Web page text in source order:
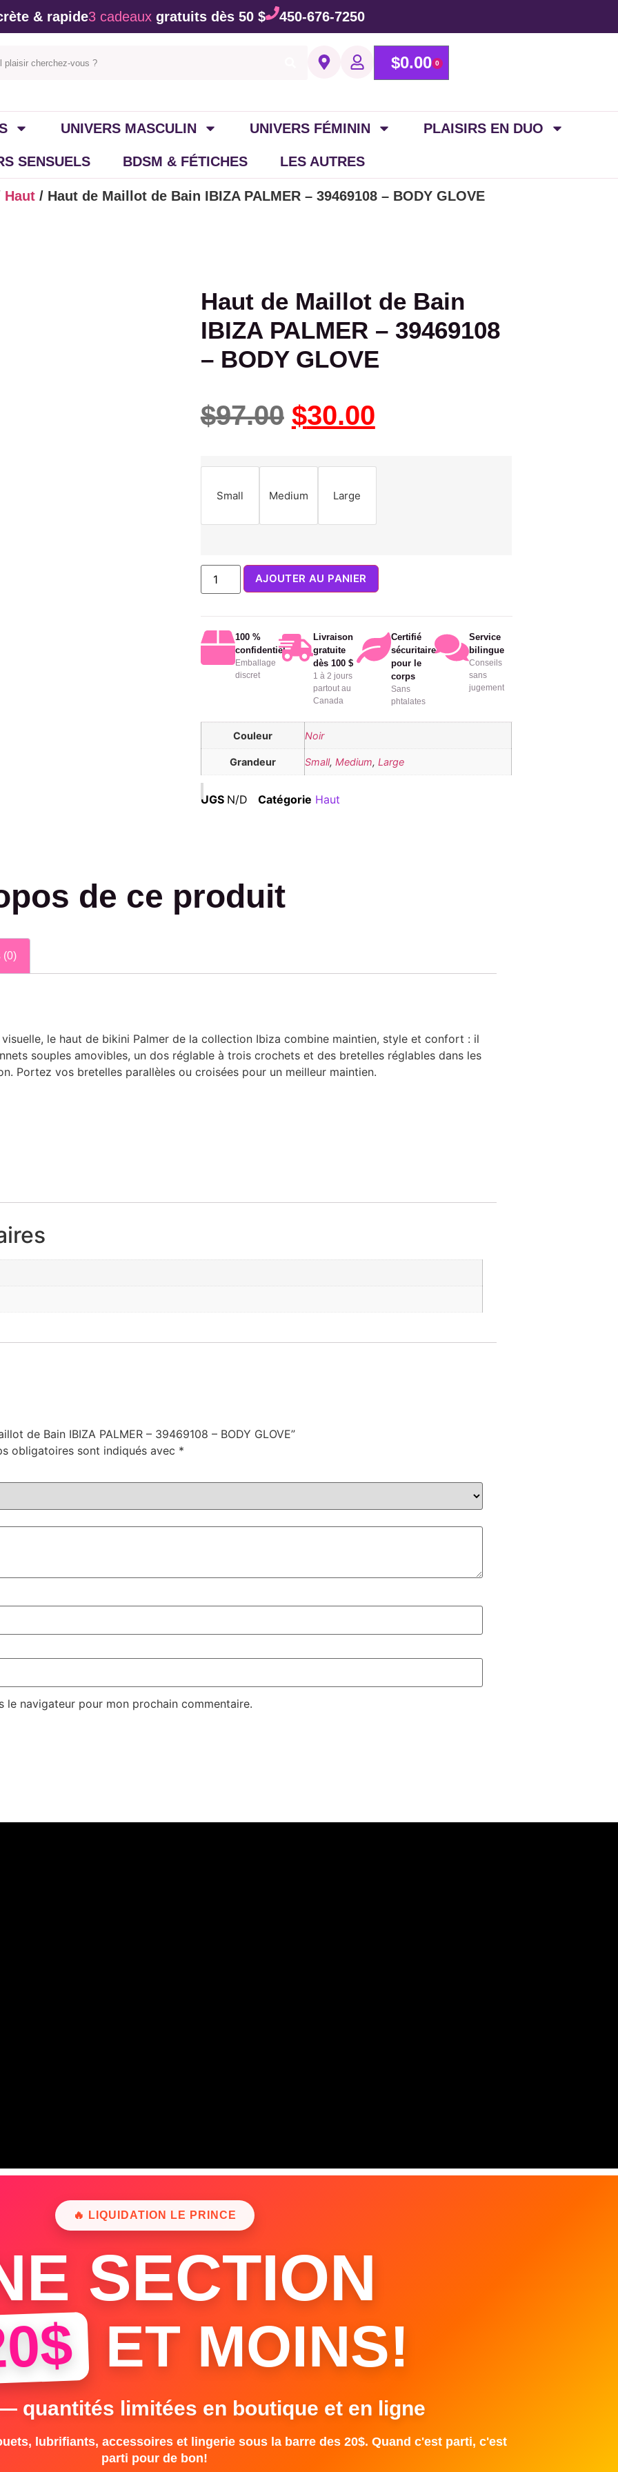
& rapide3 cadeaux gratuits dès 50 $ 450-676-7250
$0.00 0
UNIVERS MASCULIN UNIVERS FÉMININ PLAISIRS EN DUO
SENSUELS BDSM & FÉTICHES LES AUTRES
Haut / Haut de Maillot de Bain IBIZA PALMER – 39469108 – BODY GLOVE
Haut de Maillot de Bain
IBIZA PALMER – 39469108
– BODY GLOVE
$97.00 $30.00
Small Medium Large
AJOUTER AU PANIER
100 %
confidentiel
Emballage
discret
Livraison
gratuite
dès 100 $
1 à 2 jours
partout au
Canada
Certifié
sécuritaire
pour le
corps
Sans
phtalates
Service
bilingue
Conseils
sans
jugement
Couleur Noir
Grandeur Small, Medium, Large
UGS N/D Catégorie Haut
de ce produit
(0)
le haut de bikini Palmer de la collection Ibiza combine maintien, style et confort : il
souples amovibles, un dos réglable à trois crochets et des bretelles réglables dans les
Portez vos bretelles parallèles ou croisées pour un meilleur maintien.
de Bain IBIZA PALMER – 39469108 – BODY GLOVE”
obligatoires sont indiqués avec *
navigateur pour mon prochain commentaire.
🔥 LIQUIDATION LE PRINCE
SECTION
ET MOINS!
quantités limitées en boutique et en ligne
lubrifiants, accessoires et lingerie sous la barre des 20$. Quand c'est parti, c'est
parti pour de bon!